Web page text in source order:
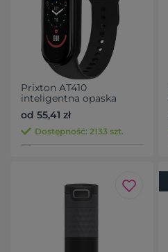
Prixton AT410
inteligentna opaska
od 55,41 zł
Dostępność: 2133 szt.